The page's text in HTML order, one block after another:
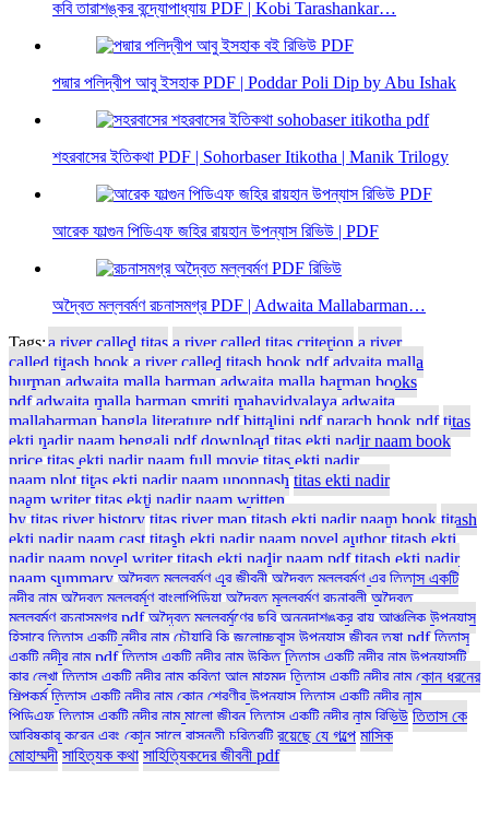
কবি তারাশঙ্কর বন্দ্যোপাধ্যায় PDF | Kobi Tarashankar…
পদ্মার পলিদ্বীপ আবু ইসহাক PDF | Poddar Poli Dip by Abu Ishak
শহরবাসের ইতিকথা PDF | Sohorbaser Itikotha | Manik Trilogy
আরেক ফাল্গুন পিডিএফ জহির রায়হান উপন্যাস রিভিউ | PDF
অদ্বৈত মল্লবর্মণ রচনাসমগ্র PDF | Adwaita Mallabarman…
Tags:a river called titas a river called titas criterion a river
called titash book a river called titash book pdf advaita malla
burman adwaita malla barman adwaita malla barman books
pdf adwaita malla barman smriti mahavidyalaya adwaita
mallabarman bangla literature pdf bittalini pdf narach book pdf titas
ekti nadir naam bengali pdf download titas ekti nadir naam book
price titas ekti nadir naam full movie titas ekti nadir
naam plot titas ekti nadir naam uponnash titas ekti nadir
naam writer titas ekti nadir naam written
by titas river history titas river map titash ekti nadir naam book titash
ekti nadir naam cast titash ekti nadir naam novel author titash ekti
nadir naam novel writer titash ekti nadir naam pdf titash ekti nadir
naam summary অদ্বৈত মল্লবর্মণ এর জীবনী অদ্বৈত মল্লবর্মণ এর তিতাস একটি
নদীর নাম অদ্বৈত মল্লবর্মণ বাংলাপিডিয়া অদ্বৈত মল্লবর্মণ রচনাবলী অদ্বৈত
মল্লবর্মণ রচনাসমগ্র pdf অদ্বৈত মল্লবর্মণের ছবি অন্নদাশঙ্কর রায় আঞ্চলিক উপন্যাস
হিসাবে তিতাস একটি নদীর নাম চৌয়ারি কি জলোচ্ছ্বাস উপন্যাস জীবন তৃষা pdf তিতাস
একটি নদীর নাম pdf তিতাস একটি নদীর নাম উক্তি তিতাস একটি নদীর নাম উপন্যাসটি
কার লেখা তিতাস একটি নদীর নাম কবিতা আল মাহমুদ তিতাস একটি নদীর নাম কোন ধরনের
শিল্পকর্ম তিতাস একটি নদীর নাম কোন শ্রেণীর উপন্যাস তিতাস একটি নদীর নাম
পিডিএফ তিতাস একটি নদীর নাম মালো জীবন তিতাস একটি নদীর নাম রিভিউ তিতাস কে
আবিষ্কার করেন এবং কোন সালে বাসন্তী চরিত্রটি রয়েছে যে গল্পে মাসিক
মোহাম্মদী সাহিত্যক কথা সাহিত্যিকদের জীবনী pdf